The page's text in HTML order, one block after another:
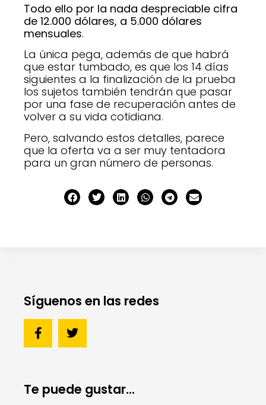
Todo ello por la nada despreciable cifra
de 12.000 dólares, a 5.000 dólares
mensuales.
La única pega, además de que habrá
que estar tumbado, es que los 14 días
siguientes a la finalización de la prueba
los sujetos también tendrán que pasar
por una fase de recuperación antes de
volver a su vida cotidiana.
Pero, salvando estos detalles, parece
que la oferta va a ser muy tentadora
para un gran número de personas.
Síguenos en las redes
Te puede gustar...